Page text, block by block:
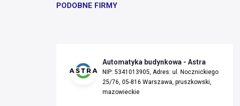
PODOBNE FIRMY
Automatyka budynkowa - Astra
NIP: 5341013905, Adres: ul. Nocznickiego
25/76, 05-816 Warszawa, pruszkowski,
mazowieckie